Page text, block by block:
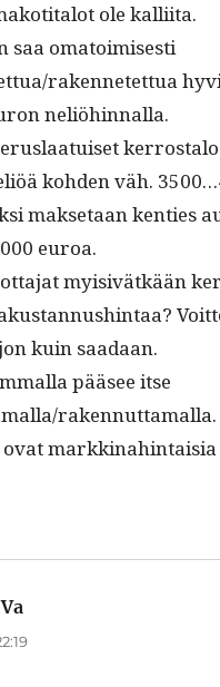
ole kalliita.
saa oma­toimis­es­ti
rakennetettua
neliöhinnalla.
kohden väh.
mak­se­taan ken­ties
euroa.
myi­sivätkään
kuin saadaan.
pääsee itse